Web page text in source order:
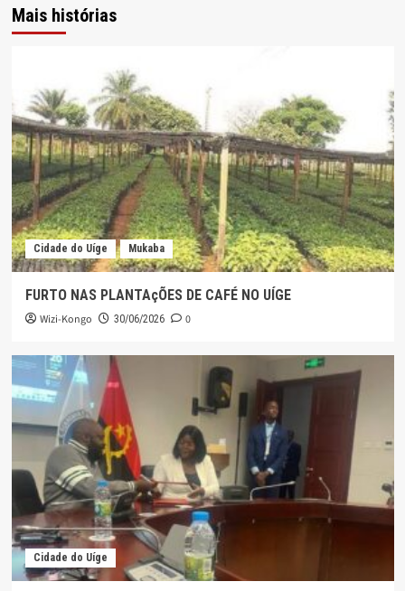
Mais histórias
Cidade do Uíge Mukaba
FURTO NAS PLANTAçÕES DE CAFÉ NO UÍGE
Wizi-Kongo 30/06/2026 0
Cidade do Uíge